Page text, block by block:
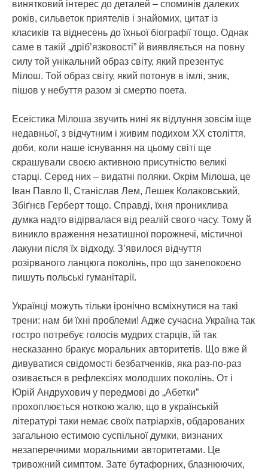
винятковий інтерес до деталей – споминів далеких
років, сильветок приятелів і знайомих, цитат із
класиків та віднесень до їхньої біографії тощо. Однак
саме в такій „дріб’язковості” й виявляється на повну
силу той унікальний образ світу, який презентує
Мілош. Той образ світу, який потонув в імлі, зник,
пішов у небуття разом зі смертю поета.
Есеїстика Мілоша звучить нині як відлуння зовсім іще
недавньої, з відчутним і живим подихом ХХ століття,
доби, коли наше існування на цьому світі ще
скрашували своєю активною присутністю великі
старці. Серед них – видатні поляки. Окрім Мілоша, це
Іван Павло ІІ, Станіслав Лем, Лешек Колаковський,
Збіґнєв Герберт тощо. Справді, їхня прониклива
думка надто відірвалася від реалій свого часу. Тому й
виникло враження незатишної порожнечі, містичної
лакуни після їх відходу. З’явилося відчуття
розірваного ланцюга поколінь, про що занепокоєно
пишуть польські гуманітарії.
Українці можуть тільки іронічно всміхнутися на такі
трени: нам би їхні проблеми! Адже сучасна Україна так
гостро потребує голосів мудрих старців, їй так
несказанно бракує моральних авторитетів. Що вже й
дивуватися свідомості безбатченків, яка раз-по-раз
озивається в рефлексіях молодших поколінь. От і
Юрій Андрухович у передмові до „Абетки”
прохоплюється ноткою жалю, що в українській
літературі таки немає своїх патріархів, обдарованих
загальною естимою суспільної думки, визнаних
незаперечними моральними авторитетами. Це
тривожний симптом. Зате бутафорних, блазнюючих,